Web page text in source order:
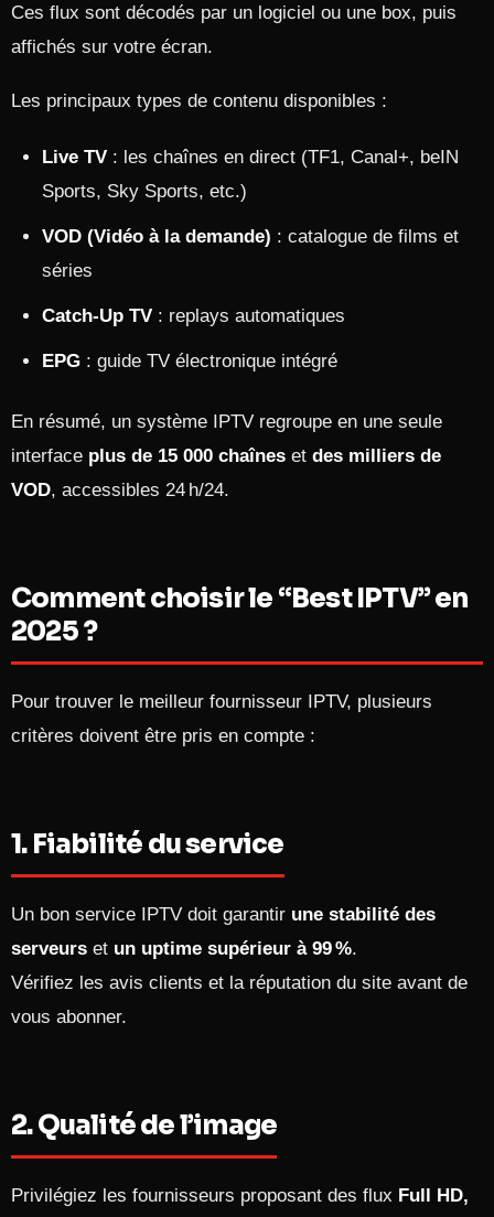
Ces flux sont décodés par un logiciel ou une box, puis
affichés sur votre écran.
Les principaux types de contenu disponibles :
Live TV : les chaînes en direct (TF1, Canal+, beIN
Sports, Sky Sports, etc.)
VOD (Vidéo à la demande) : catalogue de films et
séries
Catch-Up TV : replays automatiques
EPG : guide TV électronique intégré
En résumé, un système IPTV regroupe en une seule
interface plus de 15 000 chaînes et des milliers de
VOD, accessibles 24 h/24.
Comment choisir le “Best IPTV” en
2025 ?
Pour trouver le meilleur fournisseur IPTV, plusieurs
critères doivent être pris en compte :
1. Fiabilité du service
Un bon service IPTV doit garantir une stabilité des
serveurs et un uptime supérieur à 99 %.
Vérifiez les avis clients et la réputation du site avant de
vous abonner.
2. Qualité de l’image
Privilégiez les fournisseurs proposant des flux Full HD,